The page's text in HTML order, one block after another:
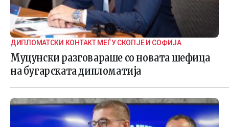
ДИПЛОМАТСКИ КОНТАКТ МЕЃУ СКОПЈЕ И СОФИЈА
Муцунски разговараше со новата шефица
на бугарската дипломатија